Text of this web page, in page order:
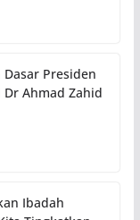
Dasar Presiden
Dr Ahmad Zahid
Ibadah